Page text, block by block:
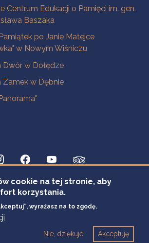
Centrum Edukacji o Pamięci im. gen.
Baszaka
po Janie Matejce
w Nowym Wiśniczu
Dwór w Dołędze
Zamek w Dębnie
cookie na tej stronie, aby
korzystania.
wyrażasz na to zgodę.
Akceptuję
Nie, dziękuje